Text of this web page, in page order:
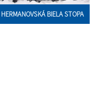
HERMANOVSKÁ BIELA STOPA